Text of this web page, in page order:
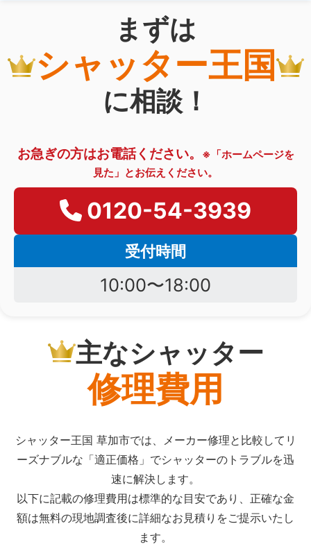
まずは
シャッター王国
に相談！
お急ぎの方はお電話ください。
※「ホームページを
見た」とお伝えください。
0120-54-3939
受付時間
10:00〜18:00
主なシャッター
修理費用
シャッター王国 草加市では、メーカー修理と比較してリ
ーズナブルな「適正価格」でシャッターのトラブルを迅
速に解決します。
以下に記載の修理費用は標準的な目安であり、正確な金
額は無料の現地調査後に詳細なお見積りをご提示いたし
ます。